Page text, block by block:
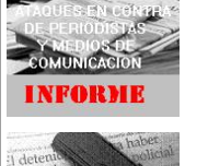
Ibarbourou, o 'Juana de América'.
Se la considera una de las figuras
clave de la poesía
hispanoamericana
contemporánea.
14 de marzo:
Nace, en la Ciudad de México,
Matilde Montoya (1857-1938). Fue
título de médica cirujana en 1887.
16 de marzo: